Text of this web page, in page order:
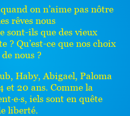
on n’aime pas nôtre
rêves nous
sont-ils que des vieux
? Qu’est-ce que nos choix
nous ?
Haby, Abigael, Paloma
et 20 ans. Comme la
iels sont en quête
liberté.